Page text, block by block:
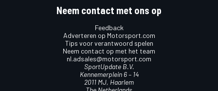
Neem contact met ons op
Feedback
Adverteren op Motorsport.com
Tips voor verantwoord spelen
Neem contact op met het team
nl.adsales@motorsport.com
SportUpdate B.V.
Kennemerplein 6 – 14
2011 MJ, Haarlem